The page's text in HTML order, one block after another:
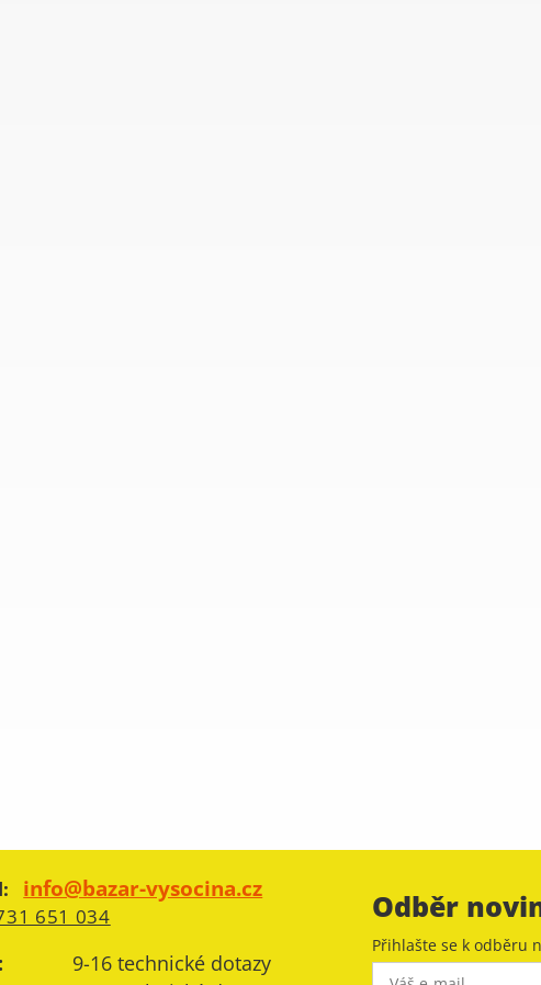
info@bazar-vysocina.cz
651 034
9-16 technické dotazy
Odběr
Přihlašte se k odběru